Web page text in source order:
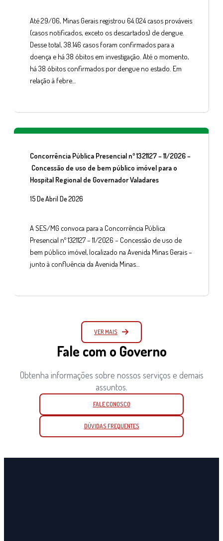
Até 29/06, Minas Gerais registrou 64.024 casos prováveis
(casos notificados, exceto os descartados) de dengue.
Desse total, 38.146 casos foram confirmados para a
doença e há 38 óbitos em investigação. Até o momento,
há 38 óbitos confirmados por dengue no estado. Em
relação à febre…
Concorrência Pública Presencial nº 1321127 – 11/2026 –
Concessão de uso de bem público imóvel para o
Hospital Regional de Governador Valadares
15 De Abril De 2026
A SES/MG convoca para a Concorrência Pública
Presencial nº 1321127 – 11/2026 – Concessão de uso de
bem público imóvel, localizado na Avenida Minas Gerais –
junto à confluência da Avenida Minas…
VER MAIS
Fale com o Governo
Obtenha informações sobre nossos serviços e demais
assuntos.
FALE CONOSCO
DÚVIDAS FREQUENTES